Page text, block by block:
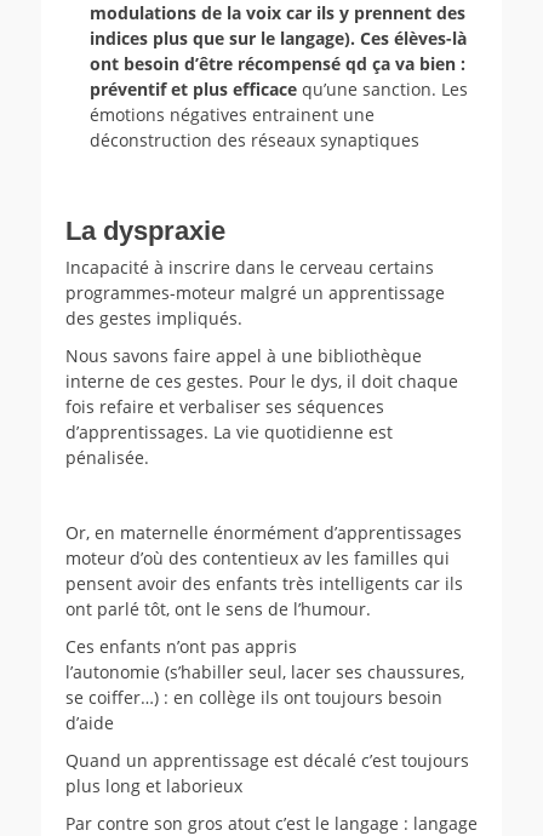
modulations de la voix car ils y prennent des
indices plus que sur le langage). Ces élèves-là
ont besoin d’être récompensé qd ça va bien :
préventif et plus efficace qu’une sanction. Les
émotions négatives entrainent une
déconstruction des réseaux synaptiques
La dyspraxie
Incapacité à inscrire dans le cerveau certains
programmes-moteur malgré un apprentissage
des gestes impliqués.
Nous savons faire appel à une bibliothèque
interne de ces gestes. Pour le dys, il doit chaque
fois refaire et verbaliser ses séquences
d’apprentissages. La vie quotidienne est
pénalisée.
Or, en maternelle énormément d’apprentissages
moteur d’où des contentieux av les familles qui
pensent avoir des enfants très intelligents car ils
ont parlé tôt, ont le sens de l’humour.
Ces enfants n’ont pas appris
l’autonomie (s’habiller seul, lacer ses chaussures,
se coiffer…) : en collège ils ont toujours besoin
d’aide
Quand un apprentissage est décalé c’est toujours
plus long et laborieux
Par contre son gros atout c’est le langage : langage